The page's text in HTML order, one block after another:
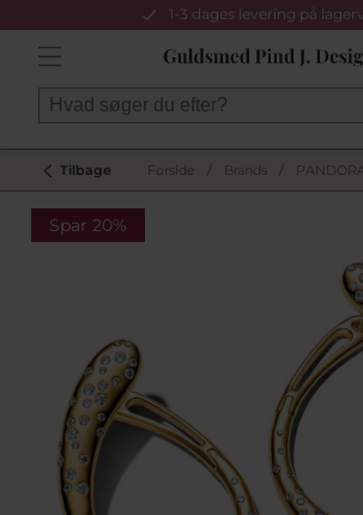
1-3 dages levering på
Tilbage Forside Brands
Spar 20%